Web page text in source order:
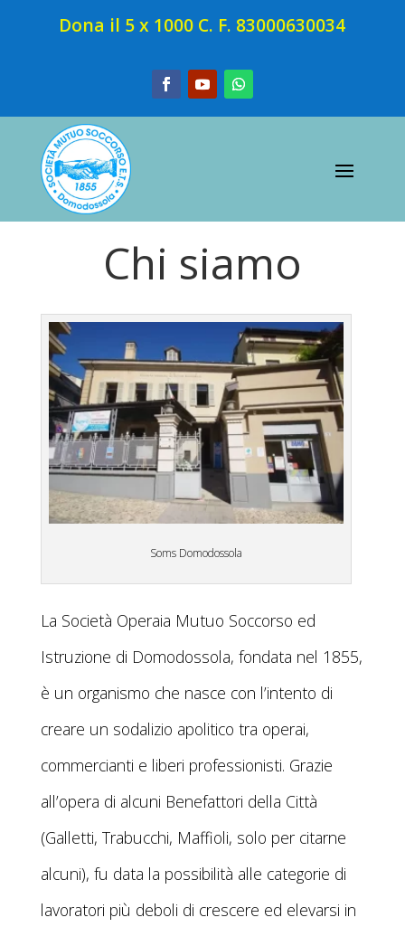
Dona il 5 x 1000 C. F. 83000630034
Chi siamo
Soms Domodossola
La Società Operaia Mutuo Soccorso ed
Istruzione di Domodossola, fondata nel 1855,
è un organismo che nasce con l’intento di
creare un sodalizio apolitico tra operai,
commercianti e liberi professionisti. Grazie
all’opera di alcuni Benefattori della Città
(Galletti, Trabucchi, Maffioli, solo per citarne
alcuni), fu data la possibilità alle categorie di
lavoratori più deboli di crescere ed elevarsi in